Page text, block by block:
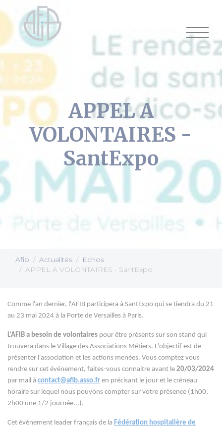
APPEL A
VOLONTAIRES -
SantExpo
Afib Actualités
Echos
APPEL A VOLONTAIRES - SantExpo
Comme l'an dernier, l'AFIB participera à SantExpo qui se tiendra du 21
au 23 mai 2024 à la Porte de Versailles à Paris.
L'AFIB a besoin de volontaires pour être présents sur son stand qui
trouvera dans le Village des Associations Métiers. L'objectif est de
présenter l'association et les actions menées. Vous comptez vous
rendre sur cet événement, faites-vous connaitre avant le 20/03/2024
par mail à contact@afib.asso.fr en précisant le jour et le créneau
horaire sur lequel nous pouvons compter sur votre présence (1h00,
2h00 une 1/2 journée...).
Cet événement leader français de la Fédération hospitalière de
Cookies management panel